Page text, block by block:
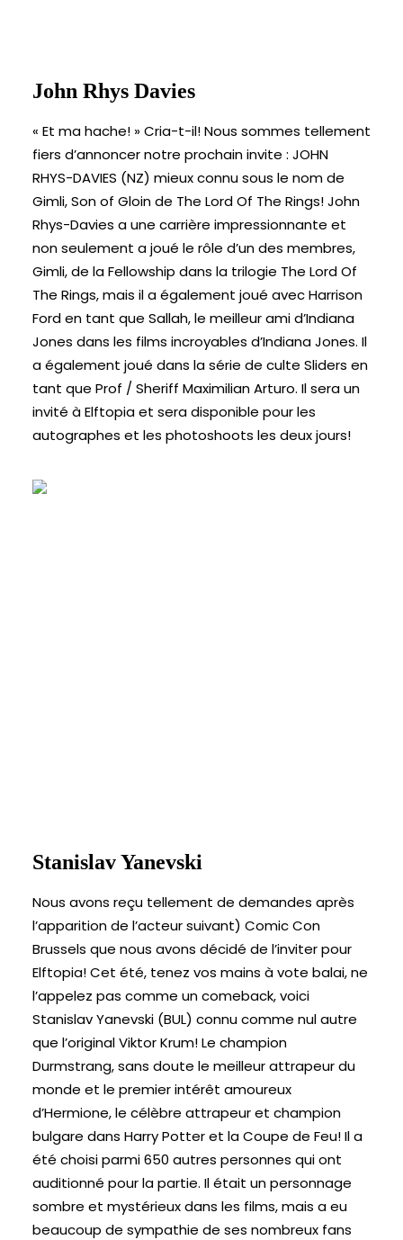
John Rhys Davies
« Et ma hache! » Cria-t-il! Nous sommes tellement
fiers d’annoncer notre prochain invite : JOHN
RHYS-DAVIES (NZ) mieux connu sous le nom de
Gimli, Son of Gloin de The Lord Of The Rings! John
Rhys-Davies a une carrière impressionnante et
non seulement a joué le rôle d’un des membres,
Gimli, de la Fellowship dans la trilogie The Lord Of
The Rings, mais il a également joué avec Harrison
Ford en tant que Sallah, le meilleur ami d’Indiana
Jones dans les films incroyables d’Indiana Jones. Il
a également joué dans la série de culte Sliders en
tant que Prof / Sheriff Maximilian Arturo. Il sera un
invité à Elftopia et sera disponible pour les
autographes et les photoshoots les deux jours!
Stanislav Yanevski
Nous avons reçu tellement de demandes après
l’apparition de l’acteur suivant) Comic Con
Brussels que nous avons décidé de l’inviter pour
Elftopia! Cet été, tenez vos mains à vote balai, ne
l’appelez pas comme un comeback, voici
Stanislav Yanevski (BUL) connu comme nul autre
que l’original Viktor Krum! Le champion
Durmstrang, sans doute le meilleur attrapeur du
monde et le premier intérêt amoureux
d’Hermione, le célèbre attrapeur et champion
bulgare dans Harry Potter et la Coupe de Feu! Il a
été choisi parmi 650 autres personnes qui ont
auditionné pour la partie. Il était un personnage
sombre et mystérieux dans les films, mais a eu
beaucoup de sympathie de ses nombreux fans